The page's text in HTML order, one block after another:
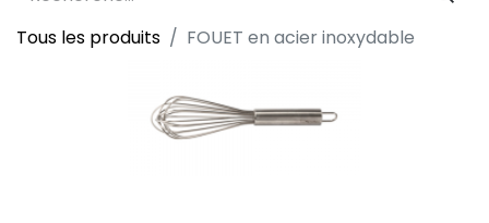
Tous les produits FOUET en acier inoxydable